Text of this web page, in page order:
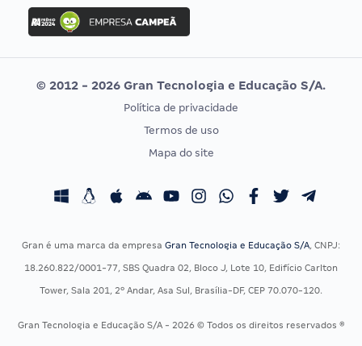
Concurso Ibama
Concurso MPU
Editais publicados
Vunesp
CONCURSOS POR PROFISSÃO
Concursos Fiscais
Concursos Saúde
Residência Multiprofissional
EXAME DE ORDEM
Calendário OAB
© 2012 - 2026 Gran Tecnologia e Educação S/A.
Política de privacidade
Termos de uso
Mapa do site
Gran é uma marca da empresa Gran Tecnologia e Educação S/A, CNPJ:
18.260.822/0001-77, SBS Quadra 02, Bloco J, Lote 10, Edifício Carlton
Tower, Sala 201, 2º Andar, Asa Sul, Brasília-DF, CEP 70.070-120.
Gran Tecnologia e Educação S/A - 2026 © Todos os direitos reservados ®